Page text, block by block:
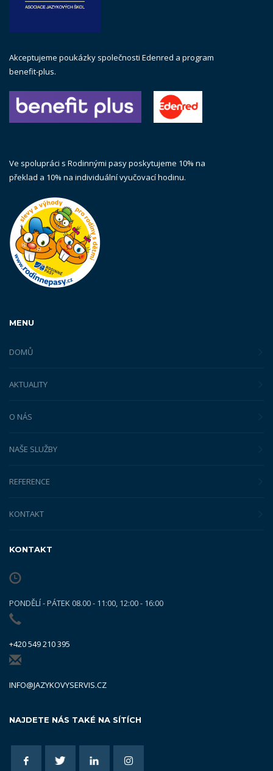
Akceptujeme poukázky společnosti Edenred a program
benefit-plus.
Ve spolupráci s Rodinnými pasy poskytujeme 10% na
překlad a 10% na individuální vyučovací hodinu.
MENU
DOMŮ
AKTUALITY
O NÁS
NAŠE SLUŽBY
REFERENCE
KONTAKT
KONTAKT
PONDĚLÍ - PÁTEK 08.00 - 11:00, 12:00 - 16:00
+420 549 210 395
INFO@JAZYKOVYSERVIS.CZ
NAJDETE NÁS TAKÉ NA SÍTÍCH